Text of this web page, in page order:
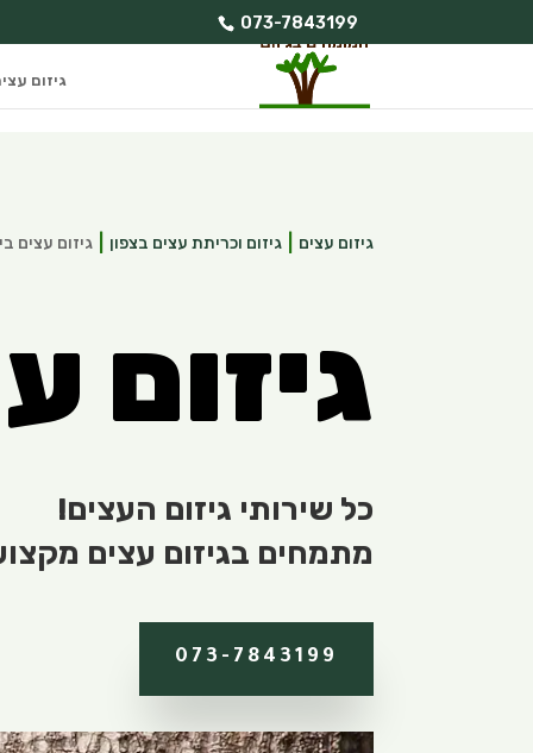
073-7843199
גיזום
גיזום עצים גיזום וכריתת עצים בצפון גיזום עצים
גיזום
כל שירותי גיזום העצים!
מתמחים בגיזום עצים
073-7843199